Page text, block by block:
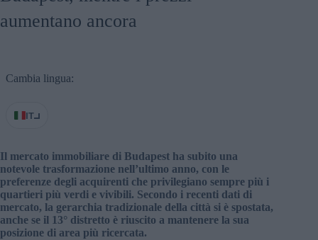
aumentano ancora
Cambia lingua:
IT
Il mercato immobiliare di Budapest ha subito una
notevole trasformazione nell’ultimo anno, con le
preferenze degli acquirenti che privilegiano sempre più i
quartieri più verdi e vivibili. Secondo i recenti dati di
mercato, la gerarchia tradizionale della città si è spostata,
anche se il 13° distretto è riuscito a mantenere la sua
posizione di area più ricercata.